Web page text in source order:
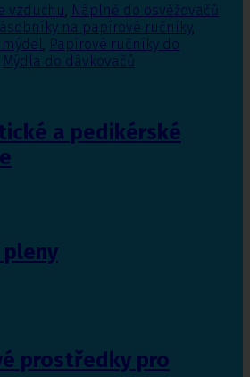
vzduchu, Náplně do osvěžovačů
na papírové ručníky,
mýdel, Papírové ručníky do
Mýdla do dávkovačů
a pedikérské
prostředky pro